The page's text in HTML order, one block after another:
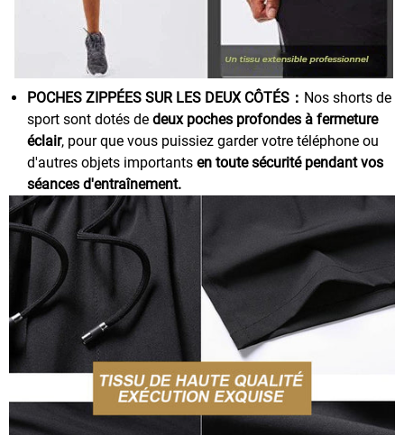
POCHES ZIPPÉES SUR LES DEUX CÔTÉS： Nos shorts de
sport sont dotés de deux poches profondes à fermeture
éclair, pour que vous puissiez garder votre téléphone ou
d'autres objets importants en toute sécurité pendant vos
séances d'entraînement.